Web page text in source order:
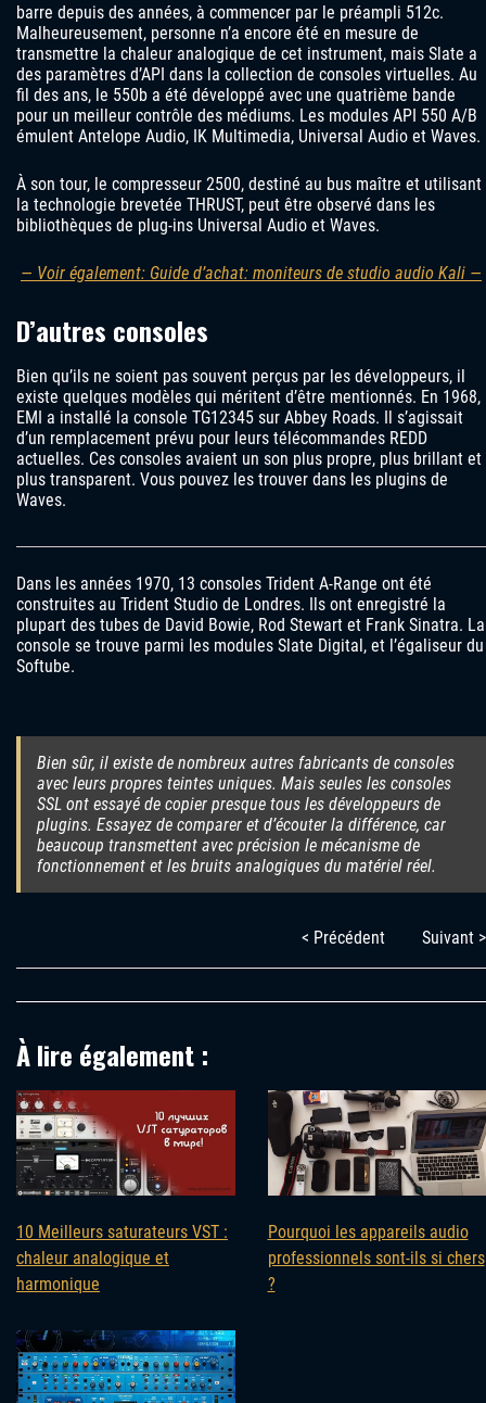
barre depuis des années, à commencer par le préampli 512c.
Malheureusement, personne n’a encore été en mesure de
transmettre la chaleur analogique de cet instrument, mais Slate a
des paramètres d’API dans la collection de consoles virtuelles. Au
fil des ans, le 550b a été développé avec une quatrième bande
pour un meilleur contrôle des médiums. Les modules API 550 A/B
émulent Antelope Audio, IK Multimedia, Universal Audio et Waves.
À son tour, le compresseur 2500, destiné au bus maître et utilisant
la technologie brevetée THRUST, peut être observé dans les
bibliothèques de plug-ins Universal Audio et Waves.
— Voir également: Guide d’achat: moniteurs de studio audio Kali —
D’autres consoles
Bien qu’ils ne soient pas souvent perçus par les développeurs, il
existe quelques modèles qui méritent d’être mentionnés. En 1968,
EMI a installé la console TG12345 sur Abbey Roads. Il s’agissait
d’un remplacement prévu pour leurs télécommandes REDD
actuelles. Ces consoles avaient un son plus propre, plus brillant et
plus transparent. Vous pouvez les trouver dans les plugins de
Waves.
Dans les années 1970, 13 consoles Trident A-Range ont été
construites au Trident Studio de Londres. Ils ont enregistré la
plupart des tubes de David Bowie, Rod Stewart et Frank Sinatra. La
console se trouve parmi les modules Slate Digital, et l’égaliseur du
Softube.
Bien sûr, il existe de nombreux autres fabricants de consoles
avec leurs propres teintes uniques. Mais seules les consoles
SSL ont essayé de copier presque tous les développeurs de
plugins. Essayez de comparer et d’écouter la différence, car
beaucoup transmettent avec précision le mécanisme de
fonctionnement et les bruits analogiques du matériel réel.
< Précédent Suivant >
À lire également :
10 Meilleurs saturateurs VST :
chaleur analogique et
harmonique
Pourquoi les appareils audio
professionnels sont-ils si chers
?